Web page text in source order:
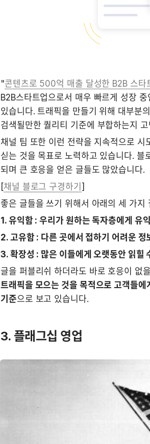
"콘텐츠로 500억 매출 달성한 B2B 스타
B2B스타트업으로서 매우 빠르게 성장
있습니다. 트래픽을 만들기 위해 대부분
검색될만한 퀄리티 기준에 부합하는지
채널 팀 또한 이런 전략을 지속적으로
싣는 것을 목표로 노력하고 있습니다.
되며 큰 호응을 얻은 글들도 많았습니다.
[채널 블로그 구경하기 ]
좋은 글들을 쓰기 위해서 아래의 세 가
1. 유익함 : 우리가 원하는 독자층에게 유
2. 고유함 : 다른 곳에서 접하기 어려운 정
3. 확장성 : 많은 이들에게 오랫동안 읽힐
글을 퍼블리쉬 하더라도 바로 호응이 없
트래픽을 모으는 것을 목적으로 고객들
기준으로 보고 있습니다.
3. 플래그십 영업